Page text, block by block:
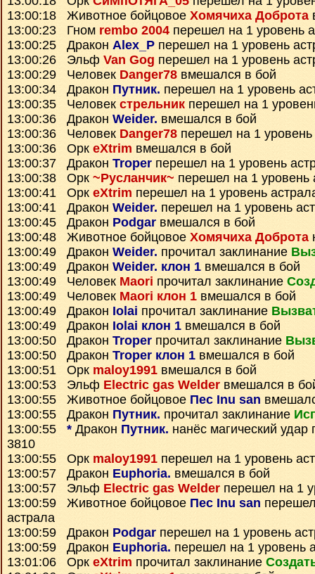
13:00:18 Животное бойцовое Хомячиха Доброта
13:00:23 Гном rembo 2004 перешел на 1 уровень
13:00:25 Дракон Alex_P перешел на 1 уровень
13:00:26 Эльф Van Gog перешел на 1 уровень
13:00:29 Человек Danger78 вмешался в бой
13:00:34 Дракон Путник. перешел на 1 уровень
13:00:35 Человек стрельник перешел на 1
13:00:36 Дракон Weider. вмешался в бой
13:00:36 Человек Danger78 перешел на 1 уровень
13:00:36 Орк eXtrim вмешался в бой
13:00:37 Дракон Troper перешел на 1 уровень
13:00:38 Орк ~Русланчик~ перешел на 1 уровень
13:00:41 Орк eXtrim перешел на 1 уровень
13:00:41 Дракон Weider. перешел на 1 уровень
13:00:45 Дракон Podgar вмешался в бой
13:00:48 Животное бойцовое Хомячиха Доброта
13:00:49 Дракон Weider. прочитал заклинание
13:00:49 Дракон Weider. клон 1 вмешался в бой
13:00:49 Человек Maori прочитал заклинание
13:00:49 Человек Maori клон 1 вмешался в бой
13:00:49 Дракон Iolai прочитал заклинание
13:00:49 Дракон Iolai клон 1 вмешался в бой
13:00:50 Дракон Troper прочитал заклинание
13:00:50 Дракон Troper клон 1 вмешался в бой
13:00:51 Орк maloy1991 вмешался в бой
13:00:53 Эльф Electric gas Welder вмешался в
13:00:55 Животное бойцовое Пес Inu san
13:00:55 Дракон Путник. прочитал заклинание
13:00:55 * Дракон Путник. нанёс магический
3810
13:00:55 Орк maloy1991 перешел на 1 уровень
13:00:57 Дракон Euphoria. вмешался в бой
13:00:57 Эльф Electric gas Welder перешел на 1
13:00:59 Животное бойцовое Пес Inu san
астрала
13:00:59 Дракон Podgar перешел на 1 уровень
13:00:59 Дракон Euphoria. перешел на 1 уровень
13:01:06 Орк eXtrim прочитал заклинание